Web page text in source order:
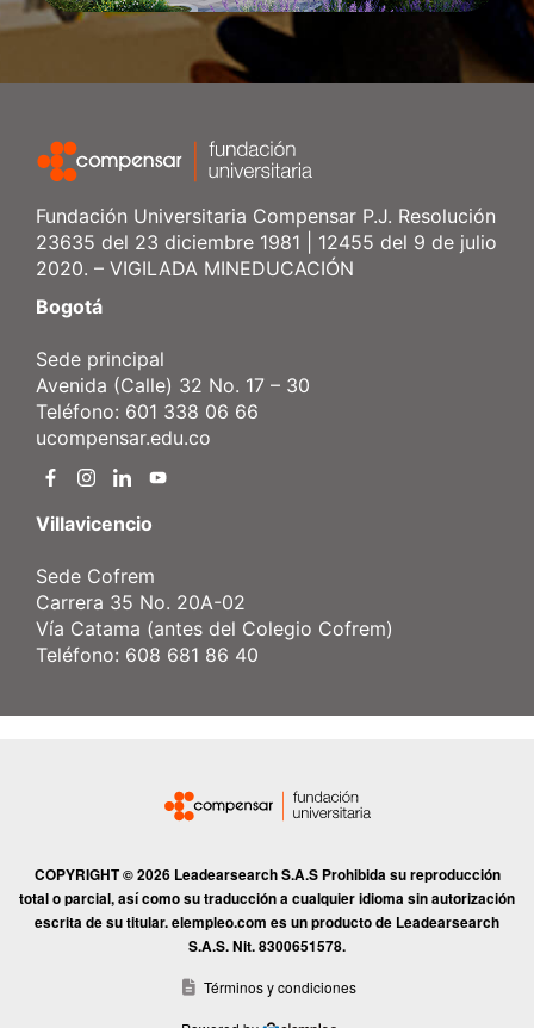
Fundación Universitaria Compensar P.J. Resolución
23635 del 23 diciembre 1981 | 12455 del 9 de julio
2020. – VIGILADA MINEDUCACIÓN
Bogotá
Sede principal
Avenida (Calle) 32 No. 17 – 30
Teléfono: 601 338 06 66
ucompensar.edu.co
Villavicencio
Sede Cofrem
Carrera 35 No. 20A-02
Vía Catama (antes del Colegio Cofrem)
Teléfono: 608 681 86 40
COPYRIGHT © 2026 Leadearsearch S.A.S Prohibida su reproducción
total o parcial, así como su traducción a cualquier idioma sin autorización
escrita de su titular. elempleo.com es un producto de Leadearsearch
S.A.S. Nit. 8300651578.
Términos y condiciones